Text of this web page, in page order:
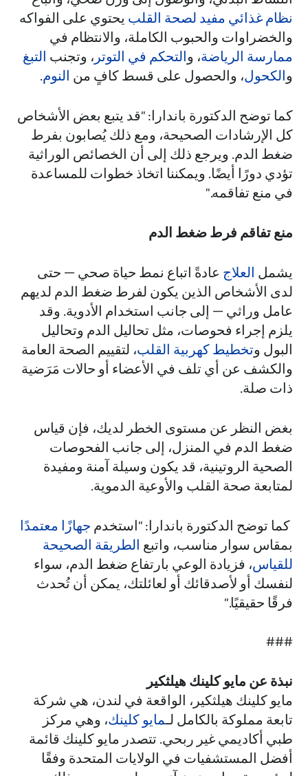
نظام غذائي مفيد لصحة القلب يحتوي على الفواكه
والخضراوات والحبوب الكاملة، والانتظام في
ممارسة الرياضة، والتحكم في التوتر ، وتجنب التبغ
والكحول، والحصول على قسط كافٍ من النوم.
كما توضح الدكتورة باندارا: "قد يتبع بعض الأشخاص
كل الإرشادات الصحيحة، ومع ذلك يُصابون بفرط
ضغط الدم. ويرجع ذلك إلى أن الخصائص الوراثية
تؤدي دورًا أيضًا. ويمكننا اتخاذ خطوات للمساعدة
في منع تفاقمه."
منع تفاقم فرط ضغط الدم
يشمل العلاج عادةً اتباع نمط حياة صحي — حتى
لدى الأشخاص الذين يكون لفرط ضغط الدم لديهم
عامل وراثي — إلى جانب استخدام الأدوية. وقد
يلزم إجراء فحوصات، مثل تحاليل الدم وتحاليل
البول وتخطيط كهربية القلب، لتقييم الصحة العامة
والكشف عن أي تلف في الأعضاء أو حالات مَرَضية
ذات صلة.
بغض النظر عن مستوى الخطر لديك، فإن قياس
ضغط الدم في المنزل، إلى جانب الفحوصات
الصحية الروتينية، قد يكون وسيلة آمنة ومفيدة
لمتابعة صحة القلب والأوعية الدموية.
كما توضح الدكتورة باندارا: "استخدم جهازًا معتمدًا
بمقاس سوار مناسب، واتبع الطريقة الصحيحة
للقياس، فزيادة الوعي بارتفاع ضغط الدم، سواء
لنفسك أو لأصدقائك أو لعائلتك، يمكن أن تُحدث
فرقًا حقيقيًا."
###
نبذة عن مايو كلينك هيلثكير
مايو كلينك هيلثكير، الواقعة في لندن، هي شركة
تابعة مملوكة بالكامل لـمايو كلينك، وهي مركز
طبي أكاديمي غير ربحي. تتصدر مايو كلينك قائمة
أفضل المستشفيات في الولايات المتحدة وفقًا